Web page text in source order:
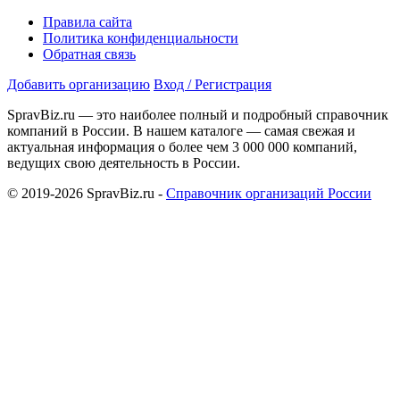
Правила сайта
Политика конфиденциальности
Обратная связь
Добавить организацию Вход / Регистрация
SpravBiz.ru — это наиболее полный и подробный справочник
компаний в России. В нашем каталоге — самая свежая и
актуальная информация о более чем 3 000 000 компаний,
ведущих свою деятельность в России.
© 2019-2026 SpravBiz.ru - Справочник организаций России